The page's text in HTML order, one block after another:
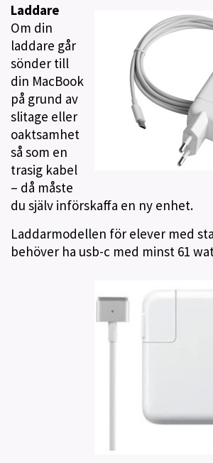
Laddare
Om din
laddare går
sönder till
din MacBook
på grund av
slitage eller
oaktsamhet
så som en
trasig kabel
– då måste
du själv införskaffa en ny enhet.
Laddarmodellen för elever med
behöver ha usb-c med minst 61